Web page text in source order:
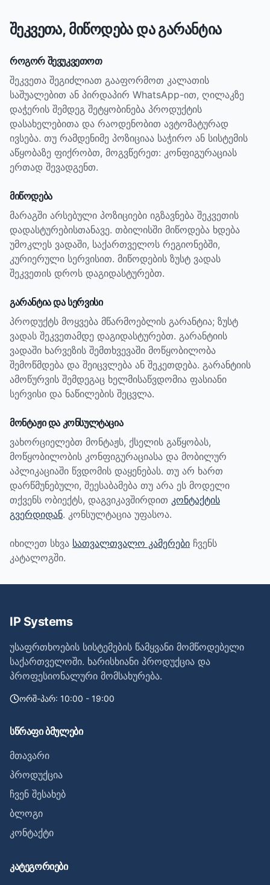
შეკვეთა, მიწოდება და გარანტია
როგორ შევუკვეთოთ
შეკვეთა შეგიძლიათ გააფორმოთ კალათის
საშუალებით ან პირდაპირ WhatsApp-ით, ღილაკზე
დაჭერის შემდეგ შეტყობინება პროდუქტის
დასახელებითა და რაოდენობით ავტომატურად
ივსება. თუ რამდენიმე პოზიციაა საჭირო ან სისტემის
აწყობაზე ფიქრობთ, მოგვწერეთ: კონფიგურაციას
ერთად შევადგენთ.
მიწოდება
მარაგში არსებული პოზიციები იგზავნება შეკვეთის
დადასტურებისთანავე. თბილისში მიწოდება ხდება
უმოკლეს ვადაში, საქართველოს რეგიონებში,
კურიერული სერვისით. მიწოდების ზუსტ ვადას
შეკვეთის დროს დაგიდასტურებთ.
გარანტია და სერვისი
პროდუქტს მოყვება მწარმოებლის გარანტია; ზუსტ
ვადას შეკვეთამდე დაგიდასტურებთ. გარანტიის
ვადაში ხარვეზის შემთხვევაში მოწყობილობა
შემოწმდება და შეიცვლება ან შეკეთდება. გარანტიის
ამოწურვის შემდეგაც ხელმისაწვდომია ფასიანი
სერვისი და ნაწილების შეცვლა.
მონტაჟი და კონსულტაცია
ვახორციელებთ მონტაჟს, ქსელის გაწყობას,
მოწყობილობის კონფიგურაციასა და მობილურ
აპლიკაციაში წვდომის დაყენებას. თუ არ ხართ
დარწმუნებული, შეესაბამება თუ არა ეს მოდელი
თქვენს ობიექტს, დაგვიკავშირდით კონტაქტის
გვერდიდან. კონსულტაცია უფასოა.
იხილეთ სხვა სათვალთვალო კამერები ჩვენს
კატალოგში.
IP Systems
უსაფრთხოების სისტემების წამყვანი მომწოდებელი
საქართველოში. ხარისხიანი პროდუქცია და
პროფესიონალური მომსახურება.
ორშ-პარ: 10:00 - 19:00
სწრაფი ბმულები
მთავარი
პროდუქცია
ჩვენ შესახებ
ბლოგი
კონტაქტი
კატეგორიები